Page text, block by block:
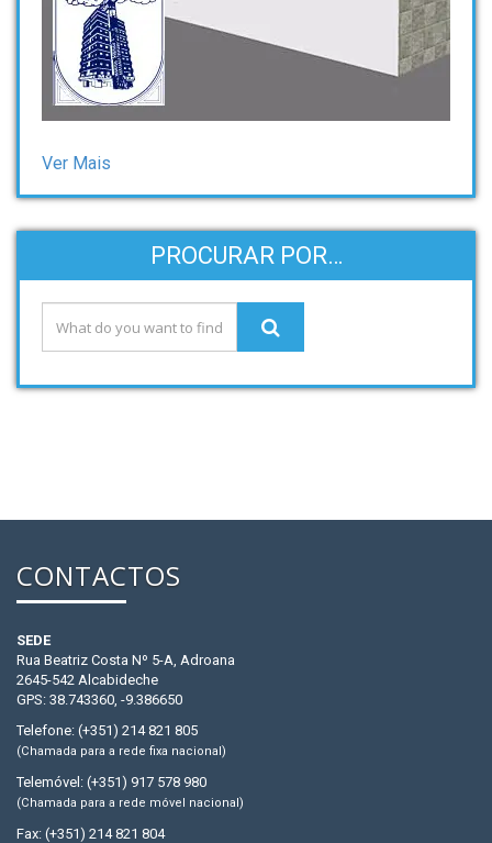
Ver Mais
PROCURAR POR…
CONTACTOS
SEDE
Rua Beatriz Costa Nº 5-A, Adroana
2645-542 Alcabideche
GPS: 38.743360, -9.386650
Telefone: (+351) 214 821 805
(Chamada para a rede fixa nacional)
Telemóvel: (+351) 917 578 980
(Chamada para a rede móvel nacional)
Fax: (+351) 214 821 804